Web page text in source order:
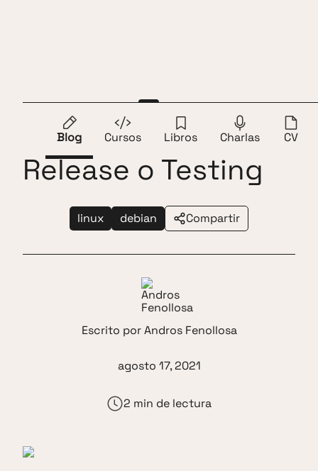
Saltar al contenido
Blog
Cursos Libros Charlas CV
Debian en Rolling
Release o Testing
linux debian Compartir
Escrito porAndros Fenollosa
agosto 17, 2021
2 min de lectura